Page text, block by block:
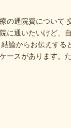
の通院費について
に通いたいけど、
論からお伝えす
ースがあります。